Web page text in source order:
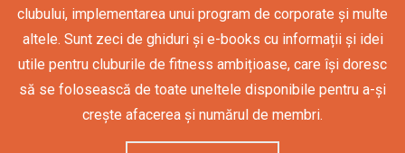
clubului, implementarea unui program de corporate și multe
altele. Sunt zeci de ghiduri și e-books cu informații și idei
utile pentru cluburile de fitness ambițioase, care își doresc
să se folosească de toate uneltele disponibile pentru a-și
crește afacerea și numărul de membri.